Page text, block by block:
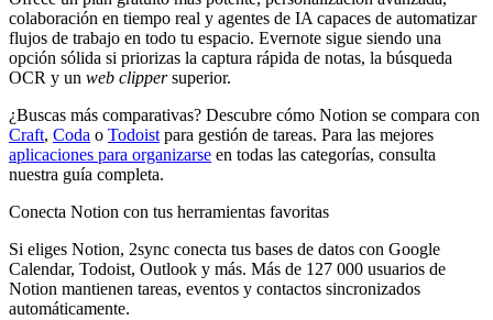
colaboración en tiempo real y agentes de IA capaces de automatizar
flujos de trabajo en todo tu espacio. Evernote sigue siendo una
opción sólida si priorizas la captura rápida de notas, la búsqueda
OCR y un web clippersuperior.
¿Buscas más comparativas? Descubre cómo Notion se compara con
Craft, Coda o Todoist para gestión de tareas. Para las mejores
aplicaciones para organizarse en todas las categorías, consulta
nuestra guía completa.
Conecta Notion con tus herramientas favoritas
Si eliges Notion, 2sync conecta tus bases de datos con Google
Calendar, Todoist, Outlook y más. Más de 127 000 usuarios de
Notion mantienen tareas, eventos y contactos sincronizados
automáticamente.